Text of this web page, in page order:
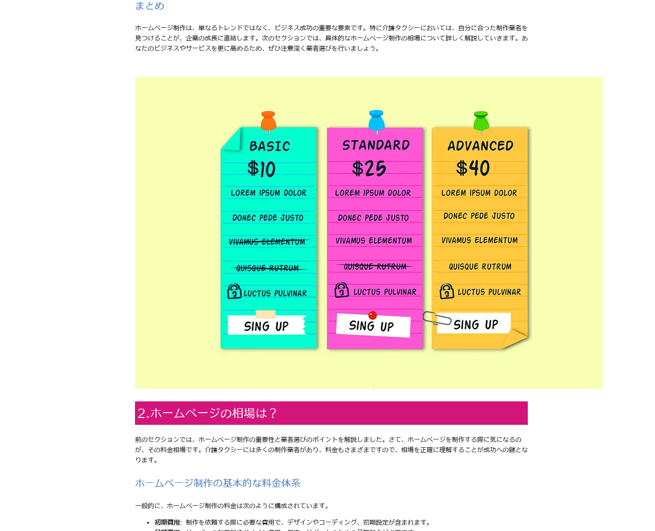
まとめ
ホームページ制作は、単なるトレンドではなく、ビジネス成功の重要な要素です。特に介護タクシーにおいては、自分に合った制作業者を
見つけることが、企業の成長に直結します。次のセクションでは、具体的なホームページ制作の相場について詳しく解説していきます。あ
なたのビジネスやサービスを更に高めるため、ぜひ注意深く業者選びを行いましょう。
2.ホームページの相場は？
前のセクションでは、ホームページ制作の重要性と業者選びのポイントを解説しました。さて、ホームページを制作する際に気になるの
が、その料金相場です。介護タクシーには多くの制作業者があり、料金もさまざまですので、相場を正確に理解することが成功への鍵とな
ります。
ホームページ制作の基本的な料金体系
一般的に、ホームページ制作の料金は次のように構成されています。
初期費用 : 制作を依頼する際に必要な費用で、デザインやコーディング、初期設定が含まれます。